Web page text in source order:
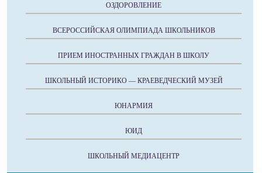
ОЗДОРОВЛЕНИЕ
ВСЕРОССИЙСКАЯ ОЛИМПИАДА ШКОЛЬНИКОВ
ПРИЕМ ИНОСТРАННЫХ ГРАЖДАН В ШКОЛУ
ШКОЛЬНЫЙ ИСТОРИКО — КРАЕВЕДЧЕСКИЙ МУЗЕЙ
ЮНАРМИЯ
ЮИД
ШКОЛЬНЫЙ МЕДИАЦЕНТР